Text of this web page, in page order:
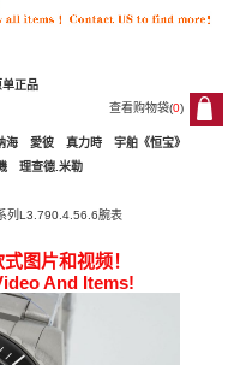
单正品
查看购物袋(0)
0
海 愛彼 真力時
宇舶《恒宝》
理查德.米勒
列L3.790.4.56.6腕表
图片和视频！
And Items!